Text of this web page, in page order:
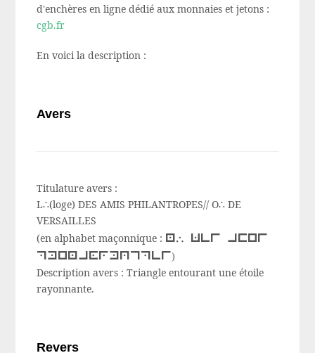
d'enchères en ligne dédié aux monnaies et jetons :
cgb.fr
En voici la description :
Avers
Titulature avers :
L∴(loge) DES AMIS PHILANTROPES// O∴ DE
VERSAILLES
(en alphabet maçonnique : l∴ des amis
philanthropes)
Description avers :Triangle entourant une étoile
rayonnante.
Revers